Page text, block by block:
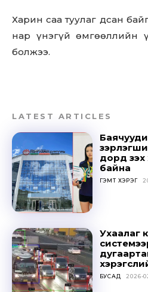
Харин саа туулаг дсан
нар үнэгүй өмгөөллийн
болжээ.
LATEST ARTICLES
дорд
байна
ГЭМТ ХЭРЭГ
Ухаалаг
БУСАД 2026-